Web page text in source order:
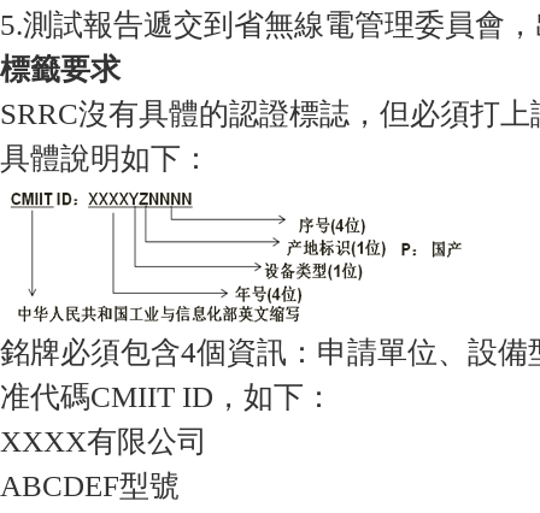
5.測試報告遞交到省無線電管理委員會
標籤要求
SRRC沒有具體的認證標誌，但必須打
具體說明如下：
銘牌必須包含4個資訊：申請單位、設
准代碼CMIIT ID，如下：
XXXX有限公司
ABCDEF型號